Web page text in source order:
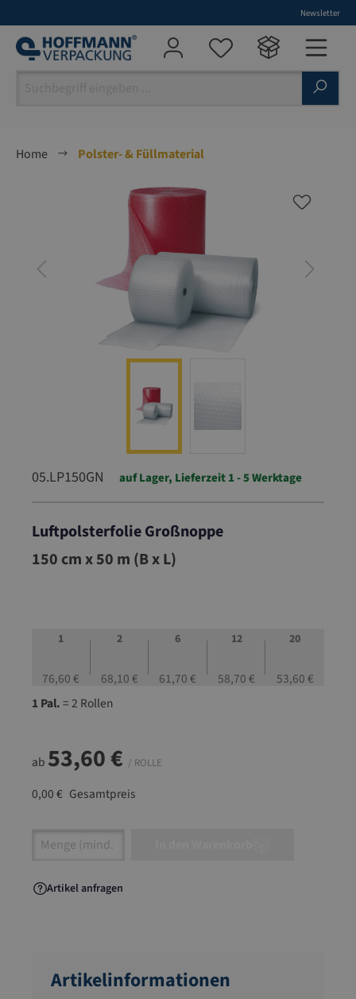
Newsletter
Home
Polster- & Füllmaterial
Bildergalerie überspringen
05.LP150GN auf Lager, Lieferzeit 1 - 5 Werktage
Luftpolsterfolie Großnoppe
05.LP150GN
150 cm x 50 m (B x L)
1
76,60 €
2
68,10 €
6
61,70 €
12
58,70 €
20
53,60 €
1 Pal.= 2 Rollen
ab 53,60 € / ROLLE
0,00 € Gesamtpreis
Artikel Anzahl: Gib den gewünschten Wert
Artikel anfragen
Artikelinformationen